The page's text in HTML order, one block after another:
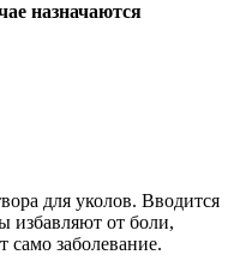
назначаются
для уколов. Вводится
избавляют от боли,
само заболевание.